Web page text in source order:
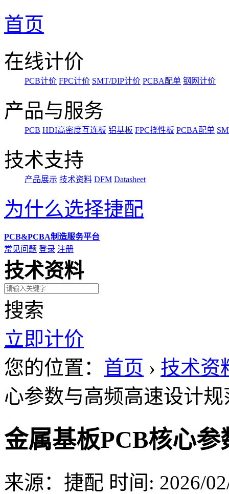
首页
在线计价
PCB计价 FPC计价 SMT/DIP计价 PCBA配单 钢网计价
产品与服务
PCB HDI高密度互连板 铝基板 FPC挠性板 PCBA配单
技术支持
产品展示 技术资料 DFM Datasheet
为什么选择捷配
PCB&PCBA制造服务平台
常见问题 登录 注册
技术资料
搜索
立即计价
您的位置： 首页 › 技术资
心参数与高频高速设计规
金属基板PCB核心
来源：捷配 时间: 2026/